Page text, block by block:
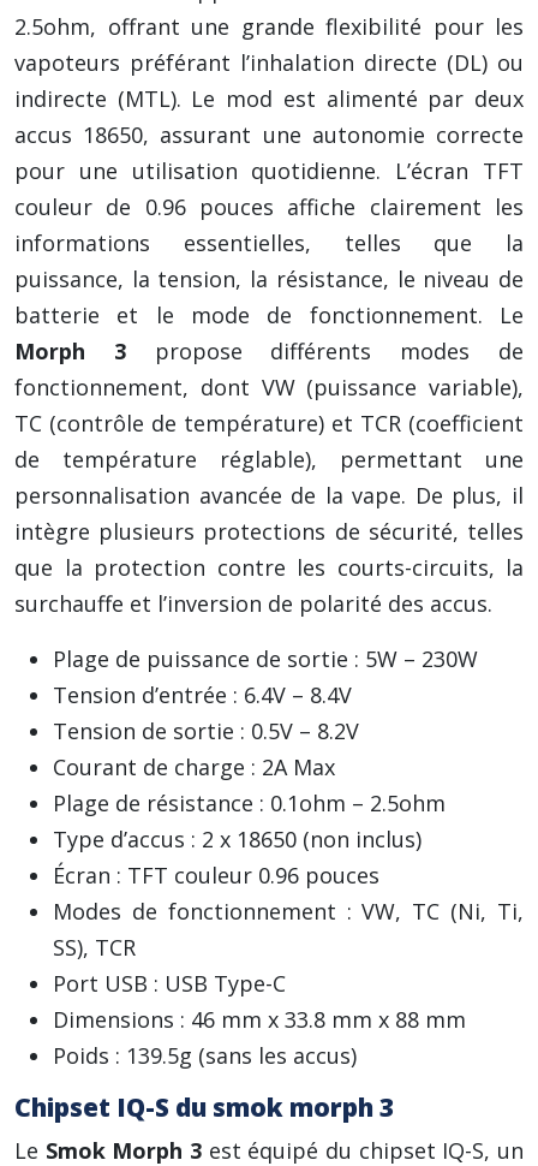
2.5ohm, offrant une grande flexibilité pour les
vapoteurs préférant l’inhalation directe (DL) ou
indirecte (MTL). Le mod est alimenté par deux
accus 18650, assurant une autonomie correcte
pour une utilisation quotidienne. L’écran TFT
couleur de 0.96 pouces affiche clairement les
informations essentielles, telles que la
puissance, la tension, la résistance, le niveau de
batterie et le mode de fonctionnement. Le
Morph 3 propose différents modes de
fonctionnement, dont VW (puissance variable),
TC (contrôle de température) et TCR (coefficient
de température réglable), permettant une
personnalisation avancée de la vape. De plus, il
intègre plusieurs protections de sécurité, telles
que la protection contre les courts-circuits, la
surchauffe et l’inversion de polarité des accus.
Plage de puissance de sortie : 5W – 230W
Tension d’entrée : 6.4V – 8.4V
Tension de sortie : 0.5V – 8.2V
Courant de charge : 2A Max
Plage de résistance : 0.1ohm – 2.5ohm
Type d’accus : 2 x 18650 (non inclus)
Écran : TFT couleur 0.96 pouces
Modes de fonctionnement : VW, TC (Ni, Ti,
SS), TCR
Port USB : USB Type-C
Dimensions : 46 mm x 33.8 mm x 88 mm
Poids : 139.5g (sans les accus)
Chipset IQ-S du smok morph 3
Le Smok Morph 3 est équipé du chipset IQ-S, un